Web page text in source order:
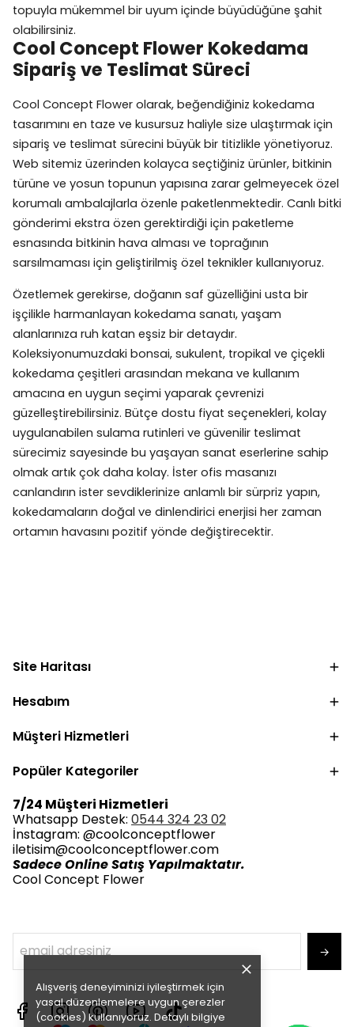
Alışveriş deneyiminizi iyileştirmek için
yasal düzenlemelere uygun çerezler
(cookies) kullanıyoruz. Detaylı bilgiye
topuyla mükemmel bir uyum içinde büyüdüğüne şahit
olabilirsiniz.
Cool Concept Flower Kokedama
Sipariş ve Teslimat Süreci
Cool Concept Flower olarak, beğendiğiniz kokedama
tasarımını en taze ve kusursuz haliyle size ulaştırmak için
sipariş ve teslimat sürecini büyük bir titizlikle yönetiyoruz.
Web sitemiz üzerinden kolayca seçtiğiniz ürünler, bitkinin
türüne ve yosun topunun yapısına zarar gelmeyecek özel
korumalı ambalajlarla özenle paketlenmektedir. Canlı bitki
gönderimi ekstra özen gerektirdiği için paketleme
esnasında bitkinin hava alması ve toprağının
sarsılmaması için geliştirilmiş özel teknikler kullanıyoruz.
Özetlemek gerekirse, doğanın saf güzelliğini usta bir
işçilikle harmanlayan kokedama sanatı, yaşam
alanlarınıza ruh katan eşsiz bir detaydır.
Koleksiyonumuzdaki bonsai, sukulent, tropikal ve çiçekli
kokedama çeşitleri arasından mekana ve kullanım
amacına en uygun seçimi yaparak çevrenizi
güzelleştirebilirsiniz. Bütçe dostu fiyat seçenekleri, kolay
uygulanabilen sulama rutinleri ve güvenilir teslimat
sürecimiz sayesinde bu yaşayan sanat eserlerine sahip
olmak artık çok daha kolay. İster ofis masanızı
canlandırın ister sevdiklerinize anlamlı bir sürpriz yapın,
kokedamaların doğal ve dinlendirici enerjisi her zaman
ortamın havasını pozitif yönde değiştirecektir.
Site Haritası
Hesabım
Müşteri Hizmetleri
Popüler Kategoriler
7/24 Müşteri Hizmetleri
Whatsapp Destek: 0544 324 23 02
İnstagram: @coolconceptflower
iletisim@coolconceptflower.com
Sadece Online Satış Yapılmaktatır.
Cool Concept Flower
→